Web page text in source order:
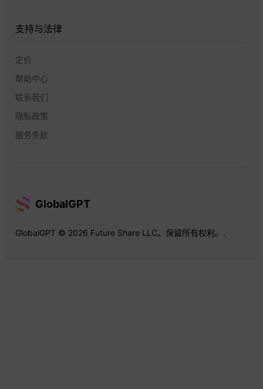
支持与法律
定价
帮助中心
联系我们
隐私政策
服务条款
GlobalGPT
GlobalGPT © 2026 Future Share LLC。保留所有权利。.